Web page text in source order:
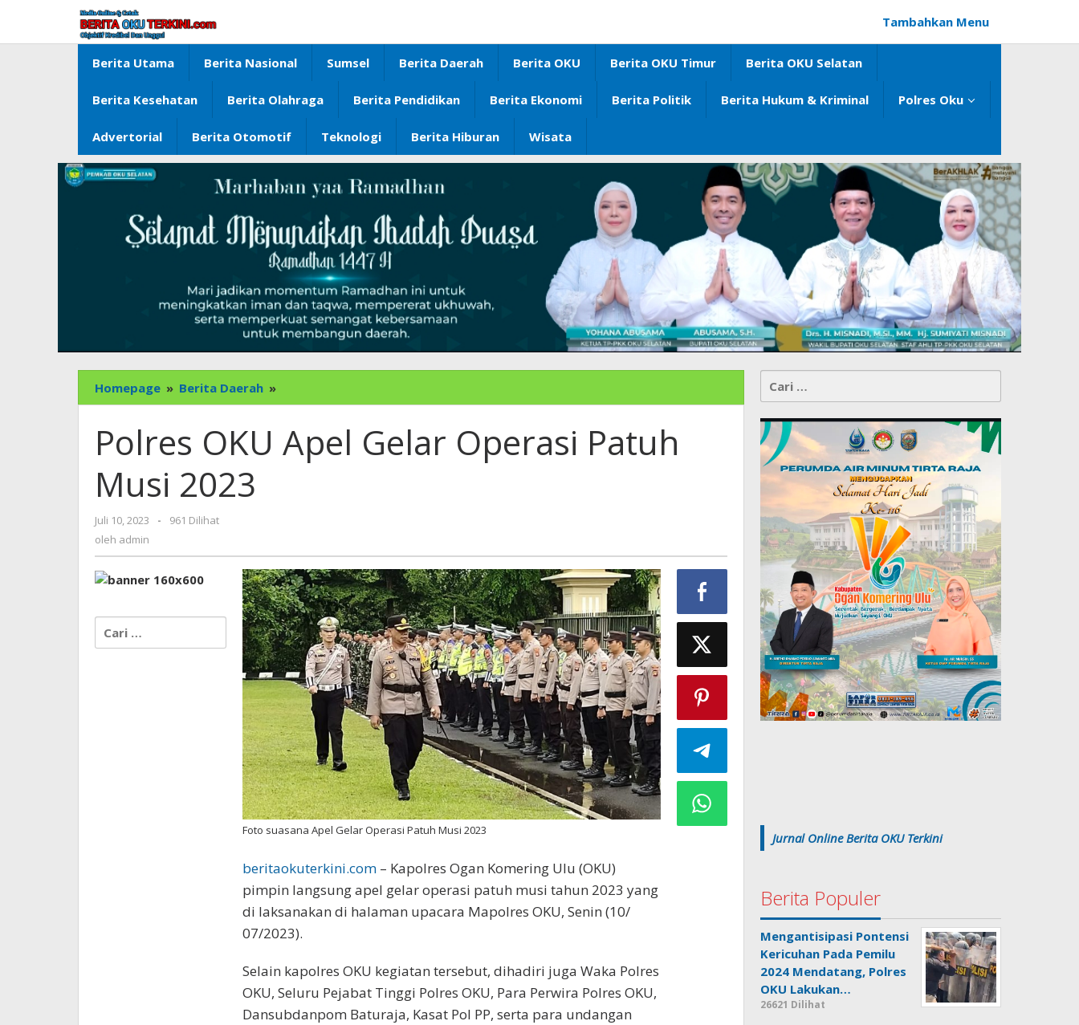
konten
Tambahkan Menu
Berita Utama Berita Nasional Sumsel Berita Daerah Berita OKU Berita OKU Timur Berita OKU Selatan
Berita Kesehatan Berita Olahraga Berita Pendidikan Berita Ekonomi Berita Politik Berita Hukum & Kriminal Polres Oku
Advertorial Berita Otomotif Teknologi Berita Hiburan Wisata
Homepage » Berita Daerah »
OKU
Gelar
Operasi
Polres OKU Apel Gelar Operasi Patuh
Musi 2023
Juli 10, 2023
oleh
-
961 Dilihat
oleh admin
untuk:
Foto suasana Apel Gelar Operasi Patuh Musi 2023
beritaokuterkini.com– Kapolres Ogan Komering Ulu (OKU)
pimpin langsung apel gelar operasi patuh musi tahun 2023 yang
di laksanakan di halaman upacara Mapolres OKU, Senin (10/
07/2023).
Selain kapolres OKU kegiatan tersebut, dihadiri juga Waka Polres
OKU, Seluru Pejabat Tinggi Polres OKU, Para Perwira Polres OKU,
Dansubdanpom Baturaja, Kasat Pol PP, serta para undangan
untuk:
Jurnal Online Berita OKU Terkini
Berita Populer
Mengantisipasi Pontensi
Kericuhan Pada Pemilu
2024 Mendatang, Polres
OKU Lakukan…
26621 Dilihat